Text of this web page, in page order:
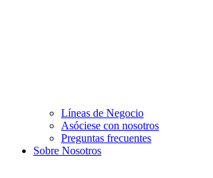
Líneas de Negocio
Asóciese con nosotros
Preguntas frecuentes
Sobre Nosotros